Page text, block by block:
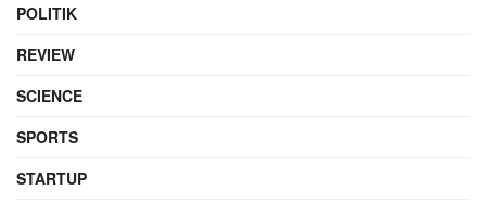
POLITIK
REVIEW
SCIENCE
SPORTS
STARTUP